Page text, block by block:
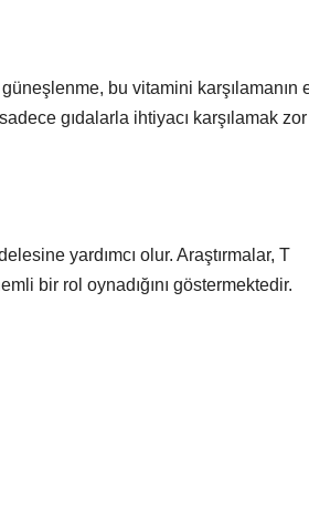
bu vitamini karşılamanın
gıdalarla ihtiyacı karşılamak
yardımcı olur. Araştırmalar, T
bir rol oynadığını göstermektedir.